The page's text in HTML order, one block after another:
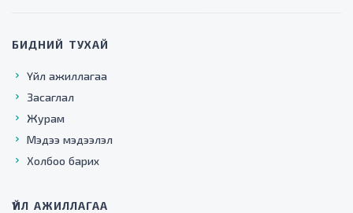
БИДНИЙ ТУХАЙ
Үйл ажиллагаа
Засаглал
Журам
Мэдээ мэдээлэл
Холбоо барих
ҮЙЛ АЖИЛЛАГАА